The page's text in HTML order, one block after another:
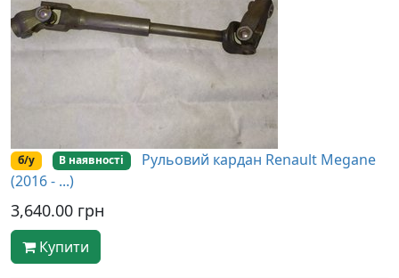
б/у В наявності
Рульовий кардан Renault Megane
(2016 - ...)
3,640.00 грн
Купити